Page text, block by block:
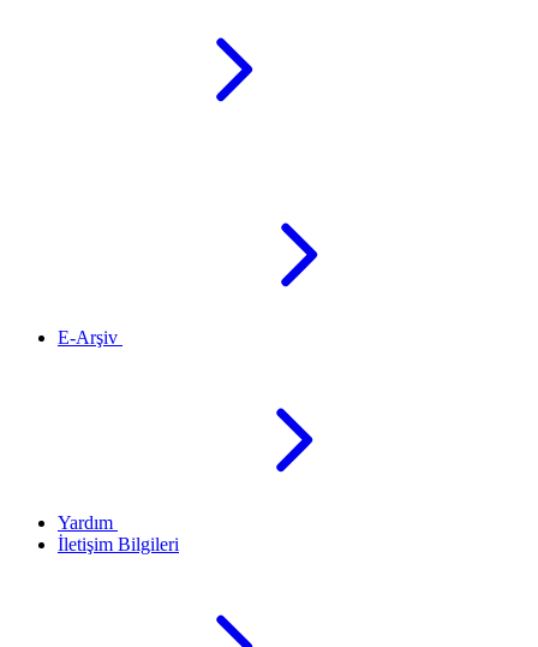
E-Arşiv
Yardım
İletişim Bilgileri